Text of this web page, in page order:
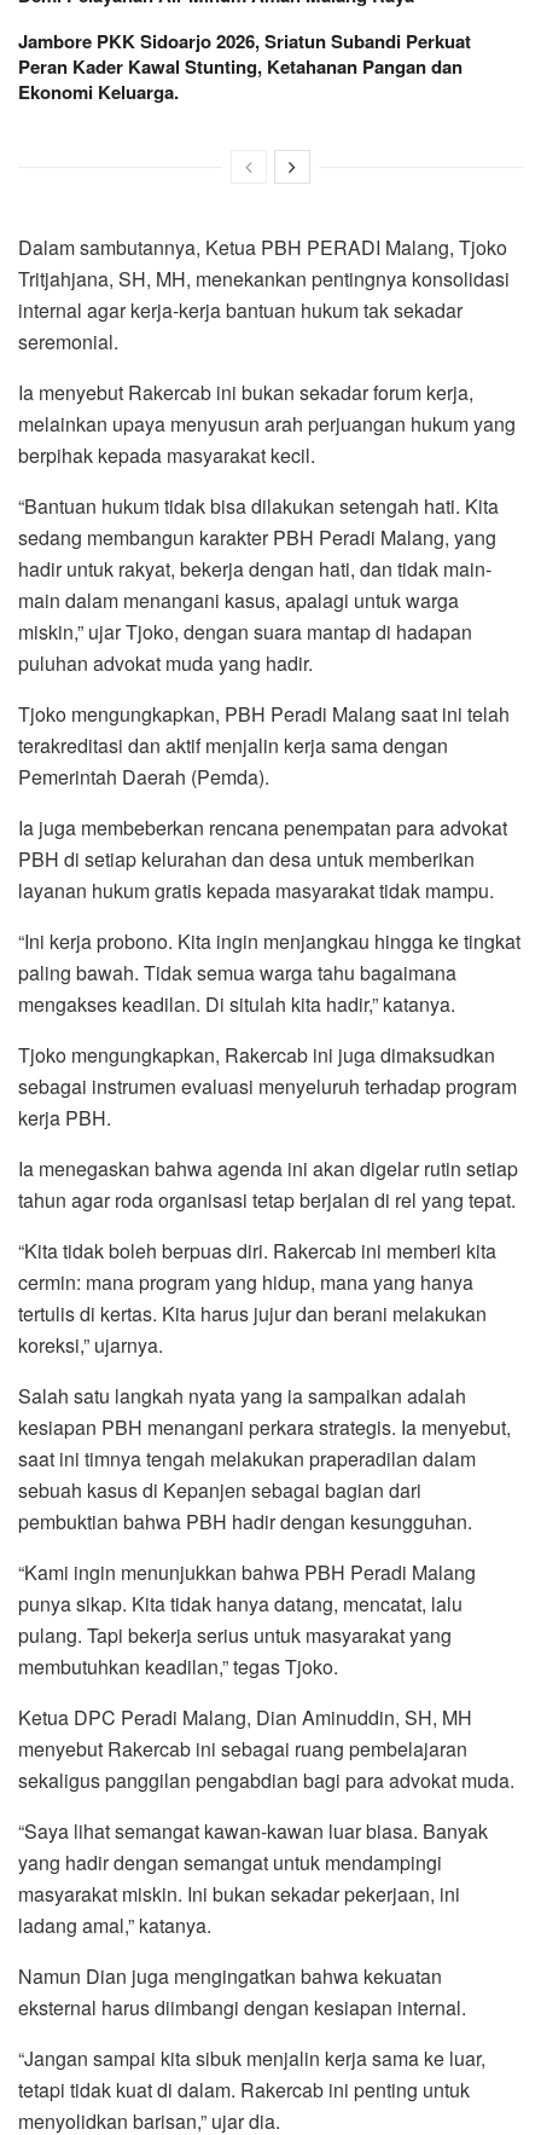
Jambore PKK Sidoarjo 2026, Sriatun Subandi Perkuat
Peran Kader Kawal Stunting, Ketahanan Pangan dan
Ekonomi Keluarga.
Dalam sambutannya, Ketua PBH PERADI Malang, Tjoko
Tritjahjana, SH, MH, menekankan pentingnya konsolidasi
internal agar kerja-kerja bantuan hukum tak sekadar
seremonial.
Ia menyebut Rakercab ini bukan sekadar forum kerja,
melainkan upaya menyusun arah perjuangan hukum yang
berpihak kepada masyarakat kecil.
“Bantuan hukum tidak bisa dilakukan setengah hati. Kita
sedang membangun karakter PBH Peradi Malang, yang
hadir untuk rakyat, bekerja dengan hati, dan tidak main-
main dalam menangani kasus, apalagi untuk warga
miskin,” ujar Tjoko, dengan suara mantap di hadapan
puluhan advokat muda yang hadir.
Tjoko mengungkapkan, PBH Peradi Malang saat ini telah
terakreditasi dan aktif menjalin kerja sama dengan
Pemerintah Daerah (Pemda).
Ia juga membeberkan rencana penempatan para advokat
PBH di setiap kelurahan dan desa untuk memberikan
layanan hukum gratis kepada masyarakat tidak mampu.
“Ini kerja probono. Kita ingin menjangkau hingga ke tingkat
paling bawah. Tidak semua warga tahu bagaimana
mengakses keadilan. Di situlah kita hadir,” katanya.
Tjoko mengungkapkan, Rakercab ini juga dimaksudkan
sebagai instrumen evaluasi menyeluruh terhadap program
kerja PBH.
Ia menegaskan bahwa agenda ini akan digelar rutin setiap
tahun agar roda organisasi tetap berjalan di rel yang tepat.
“Kita tidak boleh berpuas diri. Rakercab ini memberi kita
cermin: mana program yang hidup, mana yang hanya
tertulis di kertas. Kita harus jujur dan berani melakukan
koreksi,” ujarnya.
Salah satu langkah nyata yang ia sampaikan adalah
kesiapan PBH menangani perkara strategis. Ia menyebut,
saat ini timnya tengah melakukan praperadilan dalam
sebuah kasus di Kepanjen sebagai bagian dari
pembuktian bahwa PBH hadir dengan kesungguhan.
“Kami ingin menunjukkan bahwa PBH Peradi Malang
punya sikap. Kita tidak hanya datang, mencatat, lalu
pulang. Tapi bekerja serius untuk masyarakat yang
membutuhkan keadilan,” tegas Tjoko.
Ketua DPC Peradi Malang, Dian Aminuddin, SH, MH
menyebut Rakercab ini sebagai ruang pembelajaran
sekaligus panggilan pengabdian bagi para advokat muda.
“Saya lihat semangat kawan-kawan luar biasa. Banyak
yang hadir dengan semangat untuk mendampingi
masyarakat miskin. Ini bukan sekadar pekerjaan, ini
ladang amal,” katanya.
Namun Dian juga mengingatkan bahwa kekuatan
eksternal harus diimbangi dengan kesiapan internal.
“Jangan sampai kita sibuk menjalin kerja sama ke luar,
tetapi tidak kuat di dalam. Rakercab ini penting untuk
menyolidkan barisan,” ujar dia.